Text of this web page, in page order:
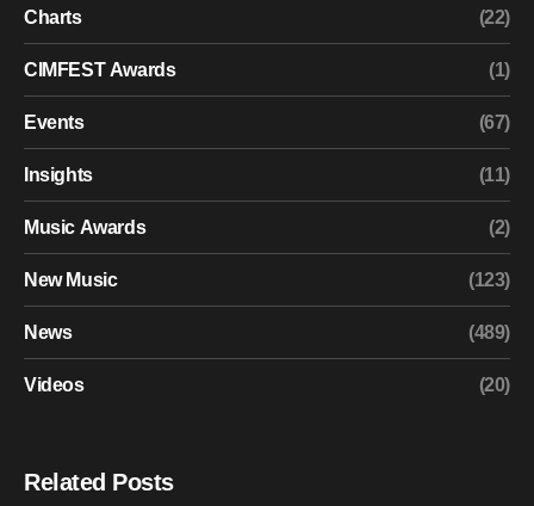
Charts (22)
CIMFEST Awards (1)
Events (67)
Insights (11)
Music Awards (2)
New Music (123)
News (489)
Videos (20)
Related Posts